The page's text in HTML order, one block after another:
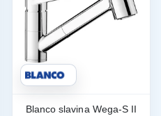
Blanco slavina Wega-S II